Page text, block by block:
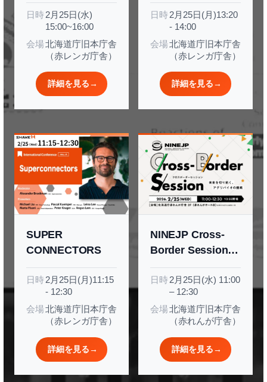
Japanese/Hokkai
do Startups
日時2月25日(水)
15:00~16:00
会場北海道庁旧本庁舎
（赤レンガ庁舎）
詳細を見る→
and Creative
Industries to
Expand into
Global Markets
日時2月25日(月)13:20
- 14:00
会場北海道庁旧本庁舎
（赤レンガ庁舎）
詳細を見る→
SUPER
CONNECTORS
日時2月25日(月)11:15
- 12:30
会場北海道庁旧本庁舎
（赤レンガ庁舎）
詳細を見る→
NINEJP Cross-
Border Session
〜未来を切り拓
く、アグリバイオ
の挑戦〜
日時2月25日(水) 11:00
– 12:30
会場北海道庁旧本庁舎
（赤れんが庁舎）
詳細を見る→